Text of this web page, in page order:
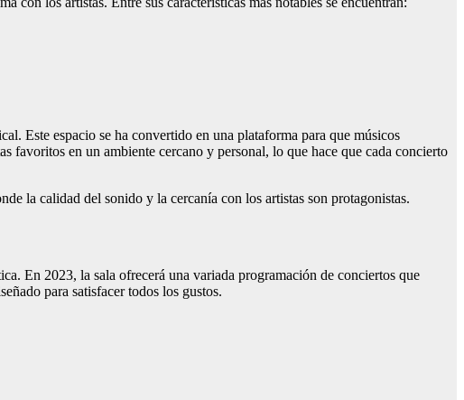
Este espacio se ha convertido en una plataforma para que músicos
favoritos en un ambiente cercano y personal, lo que hace que cada concierto
la calidad del sonido y la cercanía con los artistas son protagonistas.
En 2023, la sala ofrecerá una variada programación de conciertos que
para satisfacer todos los gustos.